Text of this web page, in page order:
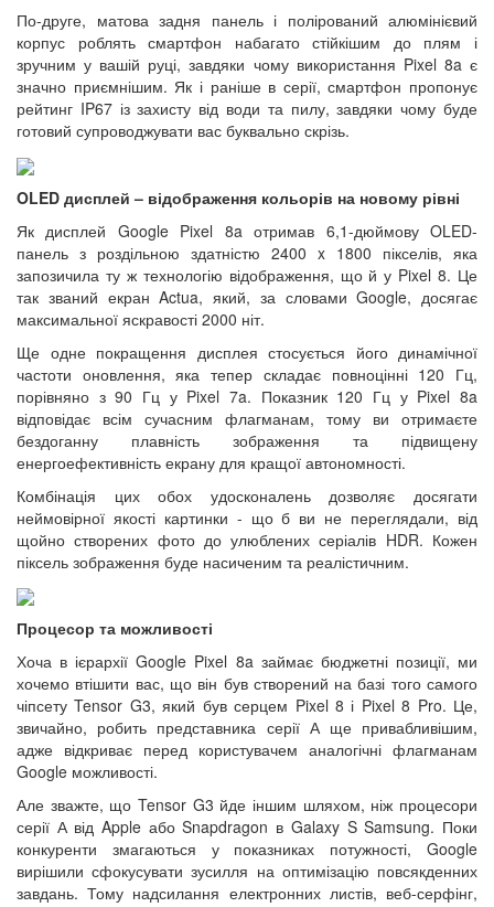
По-друге, матова задня панель і полірований алюмінієвий
корпус роблять смартфон набагато стійкішим до плям і
зручним у вашій руці, завдяки чому використання Pixel 8a є
значно приємнішим. Як і раніше в серії, смартфон пропонує
рейтинг IP67 із захисту від води та пилу, завдяки чому буде
готовий супроводжувати вас буквально скрізь.
OLED дисплей – відображення кольорів на новому рівні
Як дисплей Google Pixel 8a отримав 6,1-дюймову OLED-
панель з роздільною здатністю 2400 x 1800 пікселів, яка
запозичила ту ж технологію відображення, що й у Pixel 8. Це
так званий екран Actua, який, за словами Google, досягає
максимальної яскравості 2000 ніт.
Ще одне покращення дисплея стосується його динамічної
частоти оновлення, яка тепер складає повноцінні 120 Гц,
порівняно з 90 Гц у Pixel 7a. Показник 120 Гц у Pixel 8a
відповідає всім сучасним флагманам, тому ви отримаєте
бездоганну плавність зображення та підвищену
енергоефективність екрану для кращої автономності.
Комбінація цих обох удосконалень дозволяє досягати
неймовірної якості картинки - що б ви не переглядали, від
щойно створених фото до улюблених серіалів HDR. Кожен
піксель зображення буде насиченим та реалістичним.
Процесор та можливості
Хоча в ієрархії Google Pixel 8a займає бюджетні позиції, ми
хочемо втішити вас, що він був створений на базі того самого
чіпсету Tensor G3, який був серцем Pixel 8 і Pixel 8 Pro. Це,
звичайно, робить представника серії А ще привабливішим,
адже відкриває перед користувачем аналогічні флагманам
Google можливості.
Але зважте, що Tensor G3 йде іншим шляхом, ніж процесори
серії А від Apple або Snapdragon в Galaxy S Samsung. Поки
конкуренти змагаються у показниках потужності, Google
вирішили сфокусувати зусилля на оптимізацію повсякденних
завдань. Тому надсилання електронних листів, веб-серфінг,